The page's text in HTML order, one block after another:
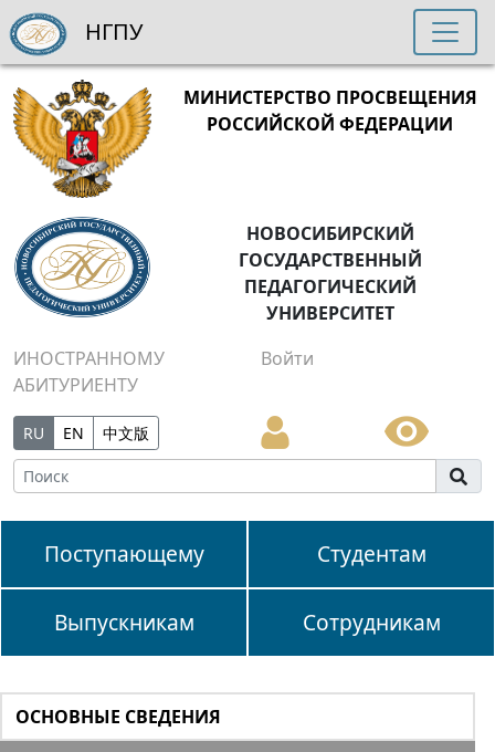
МИНИСТЕРСТВО ПРОСВЕЩЕНИЯ
РОССИЙСКОЙ ФЕДЕРАЦИИ
НОВОСИБИРСКИЙ
ГОСУДАРСТВЕННЫЙ
ПЕДАГОГИЧЕСКИЙ
УНИВЕРСИТЕТ
ИНОСТРАННОМУ
АБИТУРИЕНТУ
Войти
RU EN 中文版
Поступающему Студентам
Выпускникам Сотрудникам
НГПУ
ОСНОВНЫЕ СВЕДЕНИЯ